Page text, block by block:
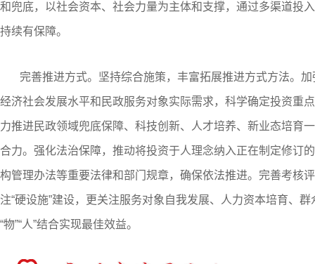
和兜底，以社会资本、社会力量为主体和支撑，通过多渠道投
持续有保障。
完善推进方式。坚持综合施策，丰富拓展推进方式方法。
经济社会发展水平和民政服务对象实际需求，科学确定投资重
力推进民政领域兜底保障、科技创新、人才培养、新业态培育
合力。强化法治保障，推动将投资于人理念纳入正在制定修订
构管理办法等重要法律和部门规章，确保依法推进。完善考核
注“硬设施”建设，更关注服务对象自我发展、人力资本培育、
“物”“人”结合实现最佳效益。